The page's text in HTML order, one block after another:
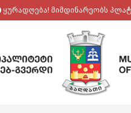
ყურადღება! მიმდინარეობს